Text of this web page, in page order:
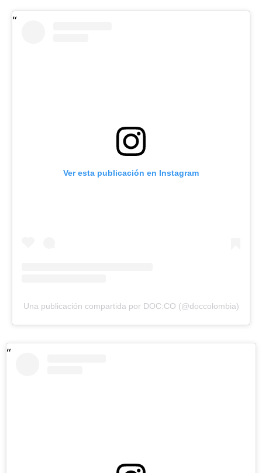
Ver esta publicación en Instagram
Una publicación compartida por DOC:CO (@doccolombia)